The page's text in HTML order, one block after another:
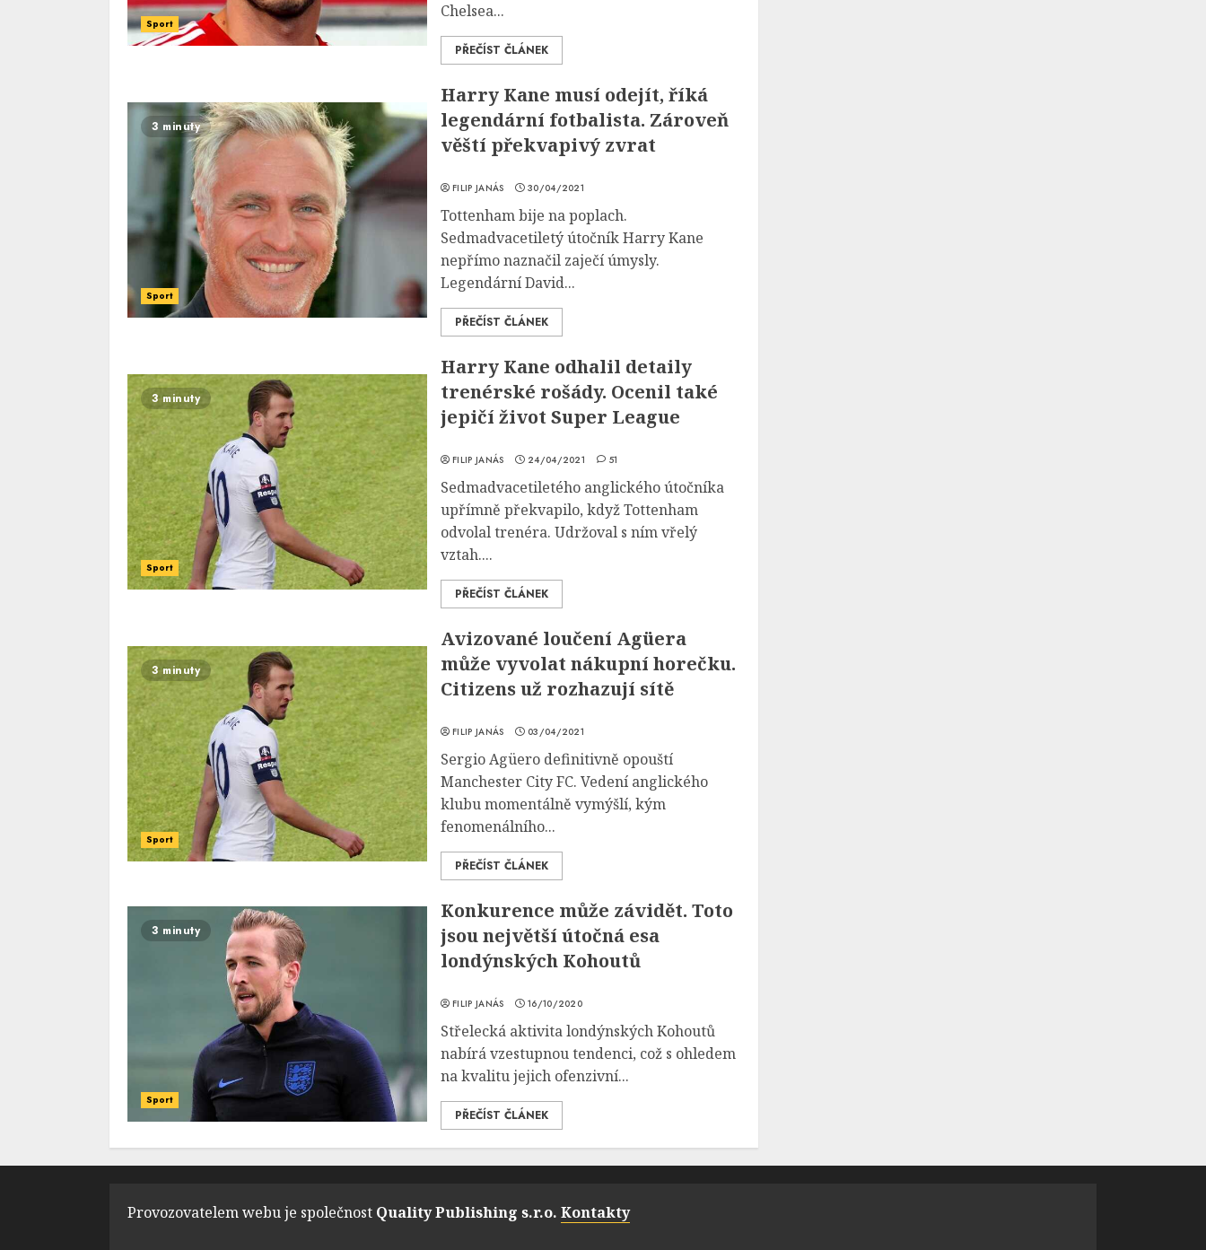
Sport
Chelsea...
PŘEČÍST ČLÁNEK
3 minuty
Sport
Harry Kane musí odejít, říká
legendární fotbalista. Zároveň
věští překvapivý zvrat
FILIP JANÁS 30/04/2021
Tottenham bije na poplach.
Sedmadvacetiletý útočník Harry Kane
nepřímo naznačil zaječí úmysly.
Legendární David...
PŘEČÍST ČLÁNEK
3 minuty
Sport
Harry Kane odhalil detaily
trenérské rošády. Ocenil také
jepičí život Super League
FILIP JANÁS 24/04/2021 51
Sedmadvacetiletého anglického útočníka
upřímně překvapilo, když Tottenham
odvolal trenéra. Udržoval s ním vřelý
vztah....
PŘEČÍST ČLÁNEK
3 minuty
Sport
Avizované loučení Agüera
může vyvolat nákupní horečku.
Citizens už rozhazují sítě
FILIP JANÁS 03/04/2021
Sergio Agüero definitivně opouští
Manchester City FC. Vedení anglického
klubu momentálně vymýšlí, kým
fenomenálního...
PŘEČÍST ČLÁNEK
3 minuty
Sport
Konkurence může závidět. Toto
jsou největší útočná esa
londýnských Kohoutů
FILIP JANÁS 16/10/2020
Střelecká aktivita londýnských Kohoutů
nabírá vzestupnou tendenci, což s ohledem
na kvalitu jejich ofenzivní...
PŘEČÍST ČLÁNEK
Provozovatelem webu je společnost Quality Publishing s.r.o. Kontakty